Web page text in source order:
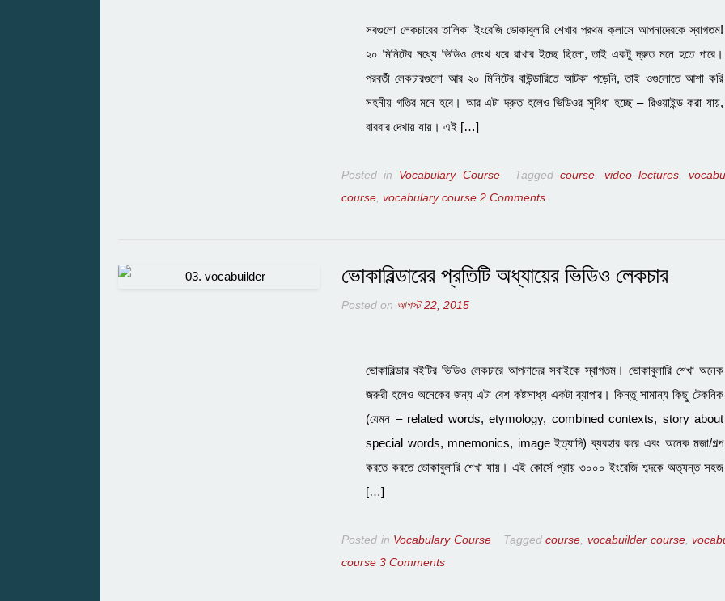
সবগুলো লেকচারের তালিকা ইংরেজি ভোকাবুলারি শেখার প্রথম ক্লাসে আপনাদেরকে স্বাগতম!
২০ মিনিটের মধ্যে ভিডিও লেংথ ধরে রাখার ইচ্ছে ছিলো, তাই একটু দ্রুত মনে হতে পারে।
পরবর্তী লেকচারগুলো আর ২০ মিনিটের বাউন্ডারিতে আটকা পড়েনি, তাই ওগুলোতে আশা করি
সহনীয় গতির মনে হবে। আর এটা দ্রুত হলেও ভিডিওর সুবিধা হচ্ছে – রিওয়াইন্ড করা যায়,
বারবার দেখায় যায়। এই […]
Posted in Vocabulary Course Tagged course, video lectures ,
course ,vocabulary course 2 Comments
ভোকাবিল্ডারের প্রতিটি অধ্যায়ের ভিডিও লেকচার
Posted on আগস্ট 22, 2015
ভোকাবিল্ডার বইটির ভিডিও লেকচারে আপনাদের সবাইকে স্বাগতম। ভোকাবুলারি শেখা অনেক
জরুরী হলেও অনেকের জন্য এটা বেশ কষ্টসাধ্য একটা ব্যাপার। কিন্তু সামান্য কিছু টেকনিক
(যেমন – related words, etymology, combined contexts, story about
special words, mnemonics, image ইত্যাদি) ব্যবহার করে এবং অনেক মজা/গল্প
করতে করতে ভোকাবুলারি শেখা যায়। এই কোর্সে প্রায় ৩০০০ ইংরেজি শব্দকে অত্যন্ত সহজ
[…]
Posted in Vocabulary Course Taggedcourse vocabuilder course,
course 3 Comments